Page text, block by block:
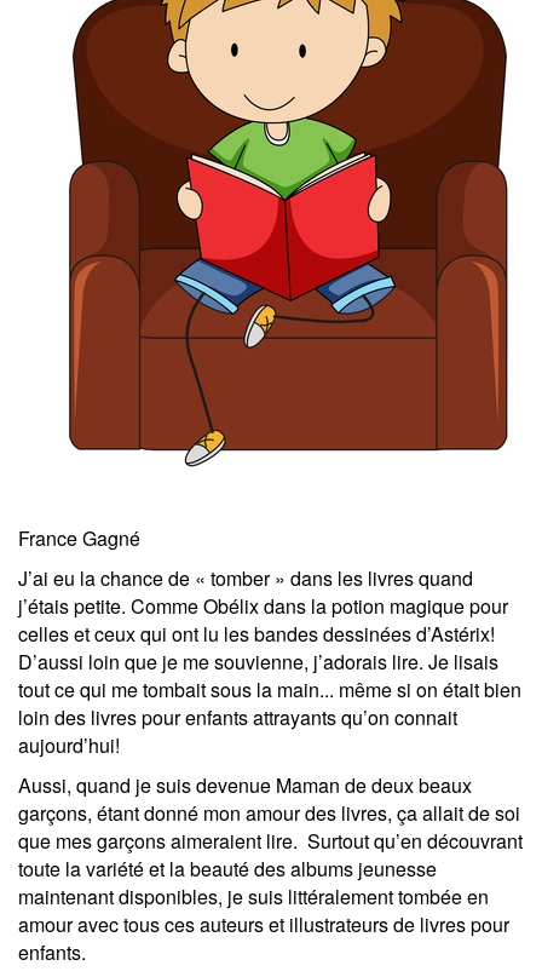
France Gagné
J’ai eu la chance de « tomber » dans les livres quand
j’étais petite. Comme Obélix dans la potion magique pour
celles et ceux qui ont lu les bandes dessinées d’Astérix!
D’aussi loin que je me souvienne, j’adorais lire. Je lisais
tout ce qui me tombait sous la main... même si on était bien
loin des livres pour enfants attrayants qu’on connait
aujourd’hui!
Aussi, quand je suis devenue Maman de deux beaux
garçons, étant donné mon amour des livres, ça allait de soi
que mes garçons aimeraient lire. Surtout qu’en découvrant
toute la variété et la beauté des albums jeunesse
maintenant disponibles, je suis littéralement tombée en
amour avec tous ces auteurs et illustrateurs de livres pour
enfants.